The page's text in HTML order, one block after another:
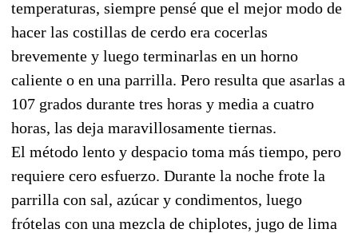
temperaturas, siempre pensé que el mejor modo de
hacer las costillas de cerdo era cocerlas
brevemente y luego terminarlas en un horno
caliente o en una parrilla. Pero resulta que asarlas a
107 grados durante tres horas y media a cuatro
horas, las deja maravillosamente tiernas.
El método lento y despacio toma más tiempo, pero
requiere cero esfuerzo. Durante la noche frote la
parrilla con sal, azúcar y condimentos, luego
frótelas con una mezcla de chiplotes, jugo de lima